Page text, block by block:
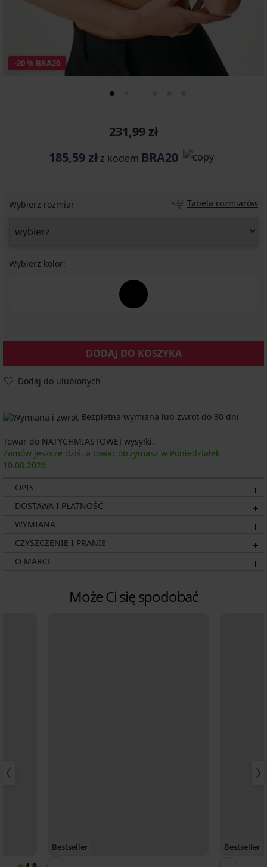
-20 % BRA20
231,99 zł
185,59 złz kodem BRA20
Wybierz rozmiar Tabela rozmiarów
Wybierz kolor:
DODAJ DO KOSZYKA
Dodaj do ulubionych
Bezpłatna wymiana lub zwrot do 30 dni
Towar do NATYCHMIASTOWEJ wysyłki.
Zamów jeszcze dziś, a towar otrzymasz w Poniedziałek
10.08.2026
OPIS
DOSTAWA I PŁATNOŚĆ
WYMIANA
CZYSZCZENIE I PRANIE
O MARCE
Może Ci się spodobać
Bestseller Bestseller